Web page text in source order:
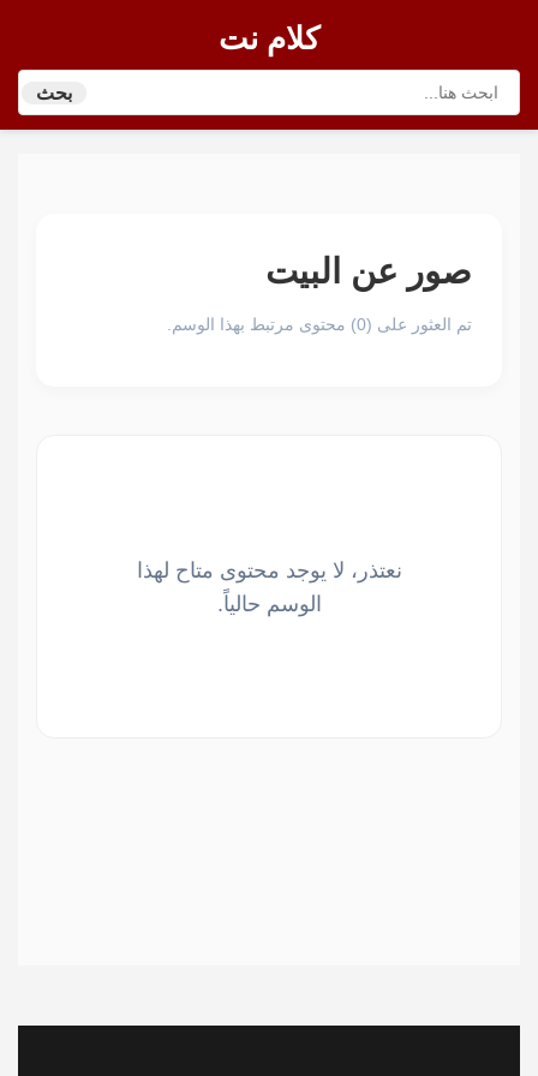
كلام نت
بحث
صور عن البيت
تم العثور على (0) محتوى مرتبط بهذا الوسم.
نعتذر، لا يوجد محتوى متاح لهذا
الوسم حالياً.